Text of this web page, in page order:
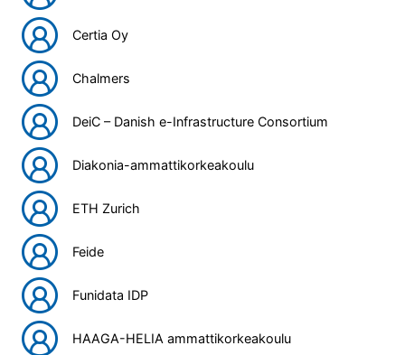
Certia Oy
Chalmers
DeiC – Danish e-Infrastructure Consortium
Diakonia-ammattikorkeakoulu
ETH Zurich
Feide
Funidata IDP
HAAGA-HELIA ammattikorkeakoulu